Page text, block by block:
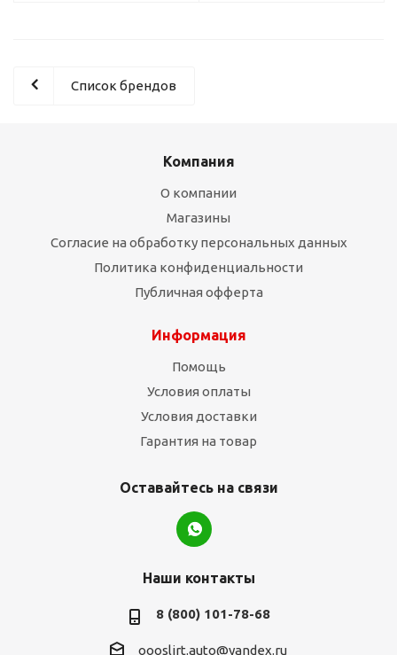
Список брендов
Компания
О компании
Магазины
Согласие на обработку персональных данных
Политика конфиденциальности
Публичная офферта
Информация
Помощь
Условия оплаты
Условия доставки
Гарантия на товар
Оставайтесь на связи
Наши контакты
8 (800) 101-78-68
oooslirt.auto@yandex.ru